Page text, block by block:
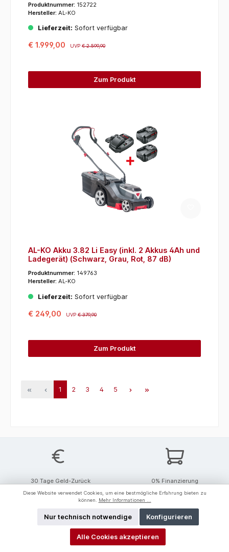
Produktnummer: 152722
Hersteller: AL-KO
Lieferzeit: Sofort verfügbar
€ 1.999,00 UVP€ 2.599,90
Zum Produkt
AL-KO Akku 3.82 Li Easy (inkl. 2 Akkus 4Ah und
Ladegerät) (Schwarz, Grau, Rot, 87 dB)
Produktnummer: 149763
Hersteller: AL-KO
Lieferzeit: Sofort verfügbar
€ 249,00 UVP€ 379,90
Zum Produkt
1 2 3 4 5
30 Tage Geld-Zurück 0% Finanzierung
Abonnieren Sie jetzt einfach unseren regelmäßig erscheinenden
Newsletter und Sie werden stets unter den Ersten sein, die über
neue Produkte und Angebote informiert werden.
Diese Website verwendet Cookies, um eine bestmögliche Erfahrung bieten zu
können.
Mehr Informationen ...
Nur technisch notwendige Konfigurieren
Alle Cookies akzeptieren